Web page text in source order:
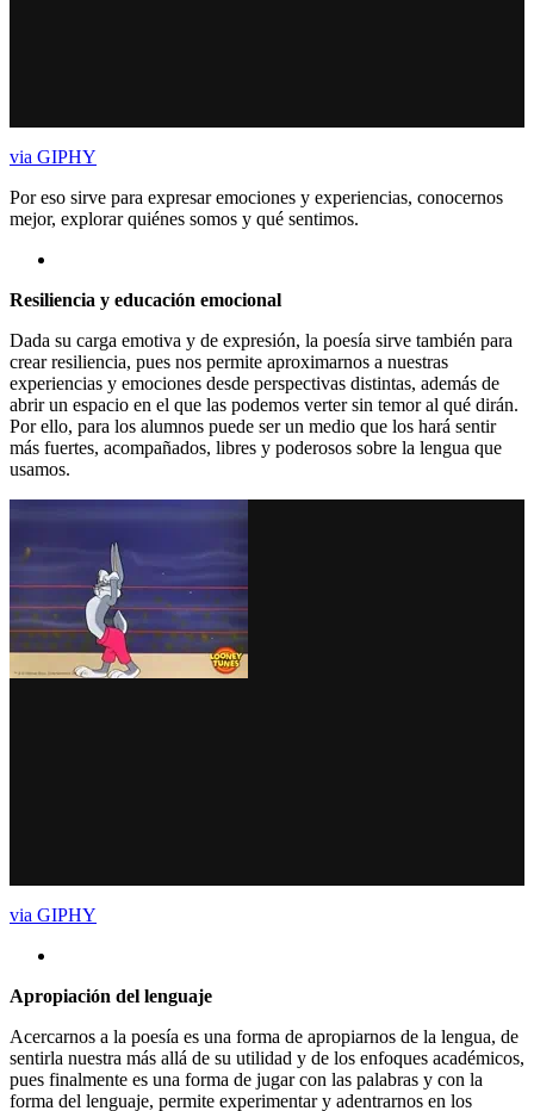
via GIPHY
Por eso sirve para expresar emociones y experiencias, conocernos
mejor, explorar quiénes somos y qué sentimos.
Resiliencia y educación emocional
Dada su carga emotiva y de expresión, la poesía sirve también para
crear resiliencia, pues nos permite aproximarnos a nuestras
experiencias y emociones desde perspectivas distintas, además de
abrir un espacio en el que las podemos verter sin temor al qué dirán.
Por ello, para los alumnos puede ser un medio que los hará sentir
más fuertes, acompañados, libres y poderosos sobre la lengua que
usamos.
via GIPHY
Apropiación del lenguaje
Acercarnos a la poesía es una forma de apropiarnos de la lengua, de
sentirla nuestra más allá de su utilidad y de los enfoques académicos,
pues finalmente es una forma de jugar con las palabras y con la
forma del lenguaje, permite experimentar y adentrarnos en los